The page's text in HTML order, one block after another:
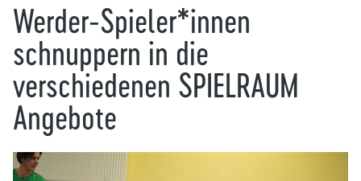
Werder-Spieler*innen
schnuppern in die
verschiedenen SPIELRAUM
Angebote